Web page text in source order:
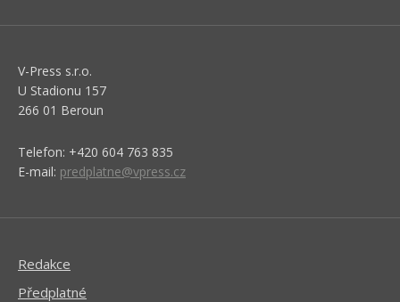
V-Press s.r.o.
U Stadionu 157
266 01 Beroun
Telefon: +420 604 763 835
E-mail: predplatne@vpress.cz
Redakce
Předplatné